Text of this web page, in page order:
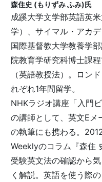
森住史 (もりずみ ふみ)氏
成蹊大学文学部英語英
学）、サイマル・アカ
国際基督教大学教養学
院教育学研究科博士課
（英語教授法）。ロン
れぞれ1年間留学。
NHKラジオ講座「入門
の講師として、英文Eメ
の執筆にも携わる。
Weeklyのコラム『森住
受験英文法の確認から
く解説。英語を使う際